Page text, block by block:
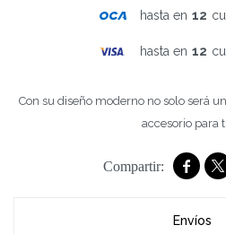
hasta en 12
hasta en 12
Con su diseño moderno no solo será
accesorio para
 
Envíos